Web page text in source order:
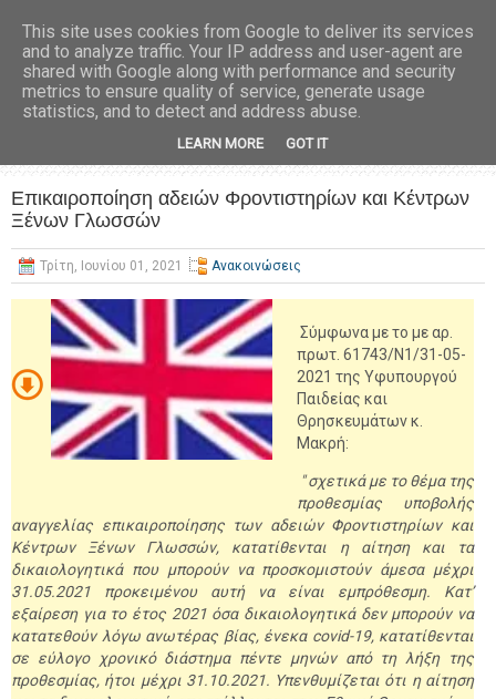
Επικαιροποίηση αδειών Φροντιστηρίων και Κέντρων
Ξένων Γλωσσών
Τρίτη, Ιουνίου 01, 2021 Ανακοινώσεις
Σύμφωνα με το με αρ.
πρωτ. 61743/Ν1/31-05-
2021 της Υφυπουργού
Παιδείας και
Θρησκευμάτων κ.
Μακρή:
" σχετικά με το θέμα της
προθεσμίας υποβολής
αναγγελίας επικαιροποίησης των αδειών Φροντιστηρίων και
Κέντρων Ξένων Γλωσσών, κατατίθενται η αίτηση και τα
δικαιολογητικά που μπορούν να προσκομιστούν άμεσα μέχρι
31.05.2021 προκειμένου αυτή να είναι εμπρόθεσμη. Κατ’
εξαίρεση για το έτος 2021 όσα δικαιολογητικά δεν μπορούν να
κατατεθούν λόγω ανωτέρας βίας, ένεκα covid-19, κατατίθενται
σε εύλογο χρονικό διάστημα πέντε μηνών από τη λήξη της
προθεσμίας, ήτοι μέχρι 31.10.2021. Υπενθυμίζεται ότι η αίτηση
This site uses cookies from Google to deliver its services
and to analyze traffic. Your IP address and user-agent are
shared with Google along with performance and security
metrics to ensure quality of service, generate usage
statistics, and to detect and address abuse.
LEARN MORE GOT IT